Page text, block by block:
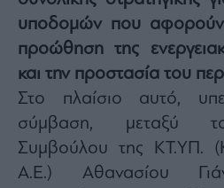
Fashion
&
Art
Watches
Yachts
Table
For
Two
υποδομών που αφορούν
προώθηση της
και την προστασία του
Στο πλαίσιο αυτό,
σύμβαση, μεταξύ
Συμβούλου της ΚΤ.ΥΠ.
Α.Ε.) Αθανασίου